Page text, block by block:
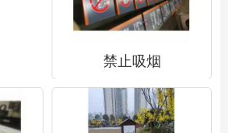
禁止吸烟